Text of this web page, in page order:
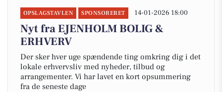
OPSLAGSTAVLEN SPONSORERET 14-01-2026 18:00
Nyt fra EJENHOLM BOLIG &
ERHVERV
Der sker hver uge spændende ting omkring dig i det
lokale erhvervsliv med nyheder, tilbud og
arrangementer. Vi har lavet en kort opsummering
fra de seneste dage